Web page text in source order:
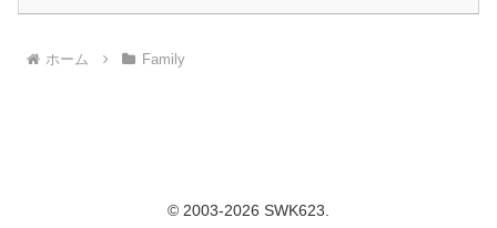
ホーム Family
© 2003-2026 SWK623.